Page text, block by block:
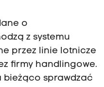
o
z systemu
przez linie lotnicze
firmy handlingowe.
bieżąco sprawdzać